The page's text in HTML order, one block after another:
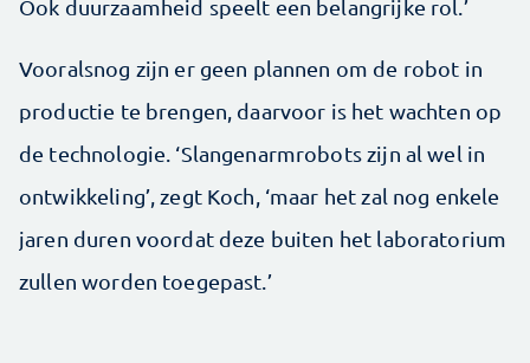
Ook duurzaamheid speelt een belangrijke rol.’
Vooralsnog zijn er geen plannen om de robot in
productie te brengen, daarvoor is het wachten op
de technologie. ‘Slangenarmrobots zijn al wel in
ontwikkeling’, zegt Koch, ‘maar het zal nog enkele
jaren duren voordat deze buiten het laboratorium
zullen worden toegepast.’